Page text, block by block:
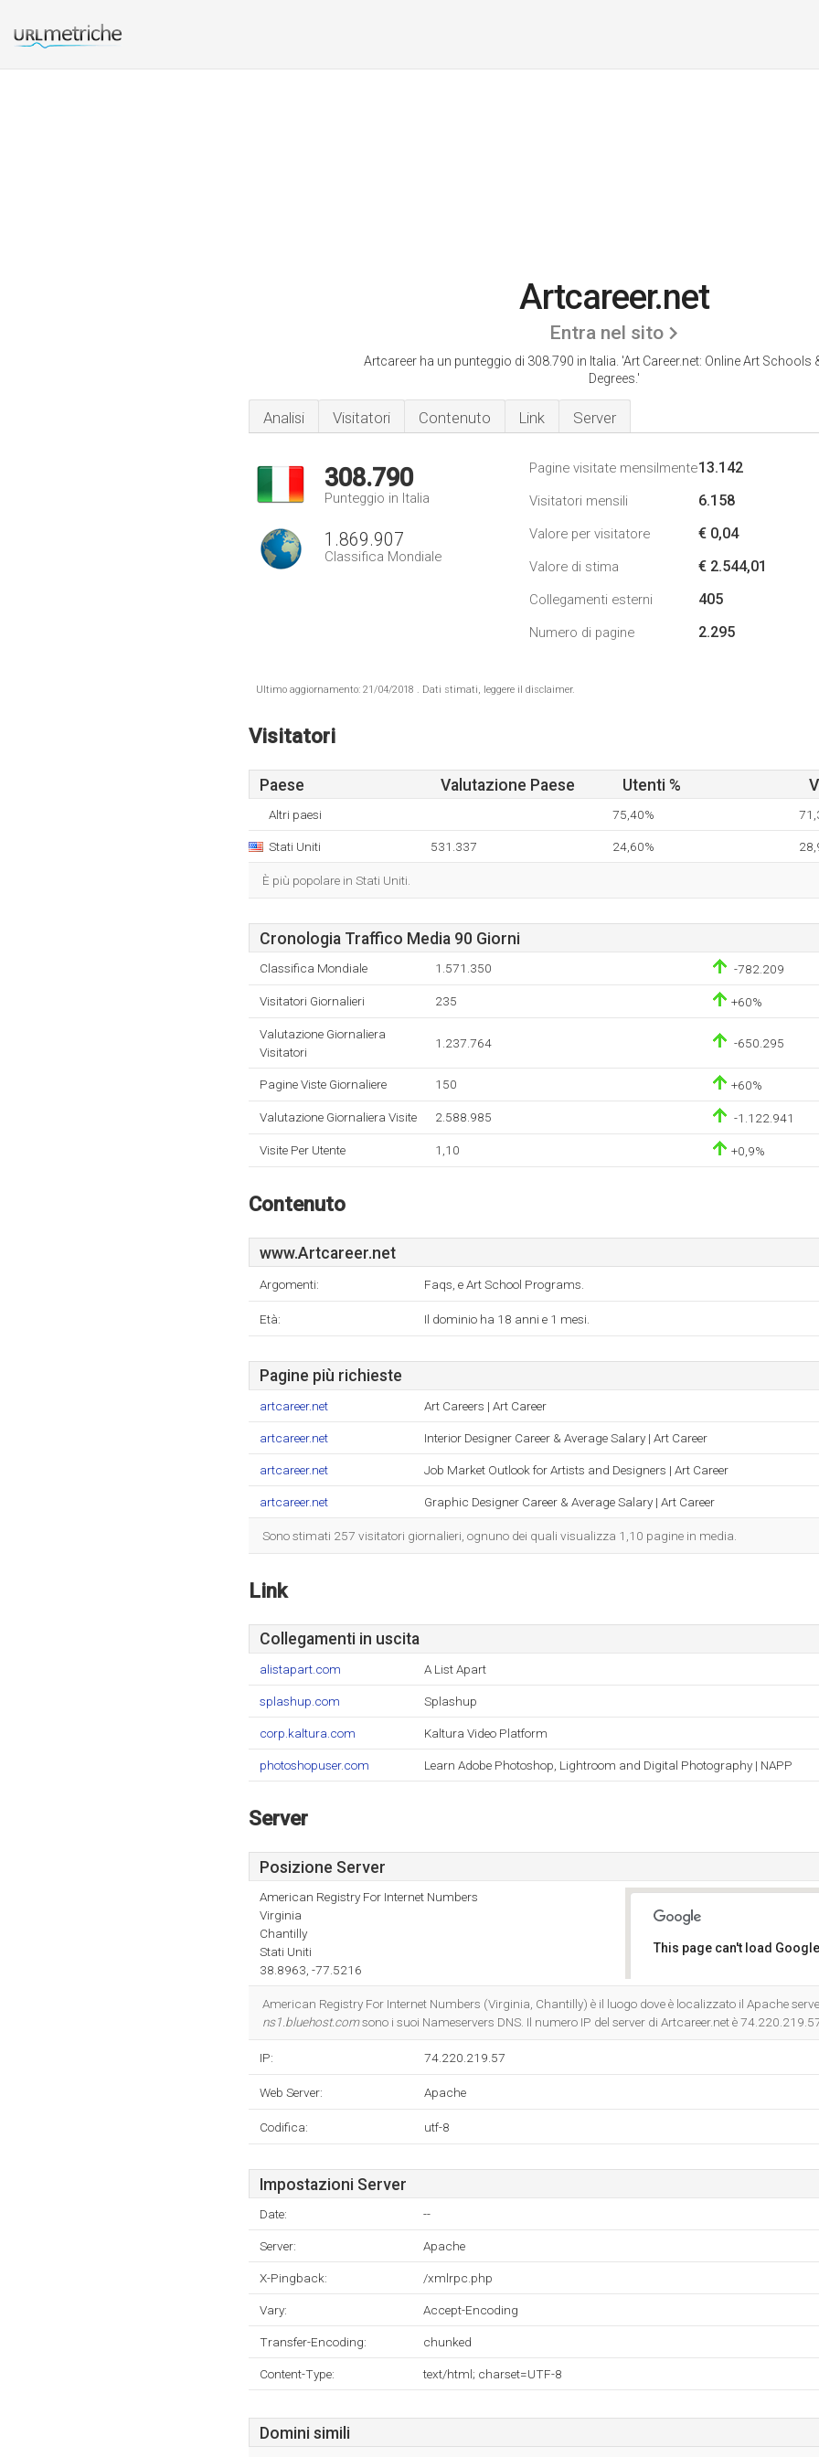
Artcareer.net
Entra nel sito
Artcareer ha un punteggio di 308.790 in Italia. 'Art Career.net: Online Art Schools
Degrees.'
Analisi Visitatori Contenuto Link Server
308.790
Punteggio in Italia
1.869.907
Classifica Mondiale
Pagine visitate mensilmente13.142
Visitatori mensili 6.158
Valore per visitatore € 0,04
Valore di stima € 2.544,01
Collegamenti esterni 405
Numero di pagine 2.295
Ultimo aggiornamento: 21/04/2018 . Dati stimati, leggere il disclaimer.
Visitatori
Paese Valutazione Paese Utenti %
Altri paesi 75,40%
Stati Uniti 531.337 24,60%
È più popolare in Stati Uniti.
Cronologia Traffico Media 90 Giorni
Classifica Mondiale 1.571.350 -782.209
Visitatori Giornalieri 235 +60%
Valutazione Giornaliera
Visitatori
1.237.764 -650.295
Pagine Viste Giornaliere 150 +60%
Valutazione Giornaliera Visite 2.588.985 -1.122.941
Visite Per Utente 1,10 +0,9%
Contenuto
www.Artcareer.net
Argomenti: Faqs, e Art School Programs.
Età: Il dominio ha 18 anni e 1 mesi.
Pagine più richieste
artcareer.net Art Careers | Art Career
artcareer.net Interior Designer Career & Average Salary | Art Career
artcareer.net Job Market Outlook for Artists and Designers | Art Career
artcareer.net Graphic Designer Career & Average Salary | Art Career
Sono stimati 257 visitatori giornalieri, ognuno dei quali visualizza 1,10 pagine in media.
Link
Collegamenti in uscita
alistapart.com A List Apart
splashup.com Splashup
corp.kaltura.com Kaltura Video Platform
photoshopuser.com Learn Adobe Photoshop, Lightroom and Digital Photography | NAPP
Server
Posizione Server
American Registry For Internet Numbers
Virginia
Chantilly
Stati Uniti
38.8963, -77.5216
This page can't load
American Registry For Internet Numbers (Virginia, Chantilly) è il luogo dove è localizzato il Apache
ns1.bluehost.comsono i suoi Nameservers DNS. Il numero IP del server di Artcareer.net è
IP: 74.220.219.57
Web Server: Apache
Codifica: utf-8
Impostazioni Server
Date: --
Server: Apache
X-Pingback: /xmlrpc.php
Vary: Accept-Encoding
Transfer-Encoding: chunked
Content-Type: text/html; charset=UTF-8
Domini simili